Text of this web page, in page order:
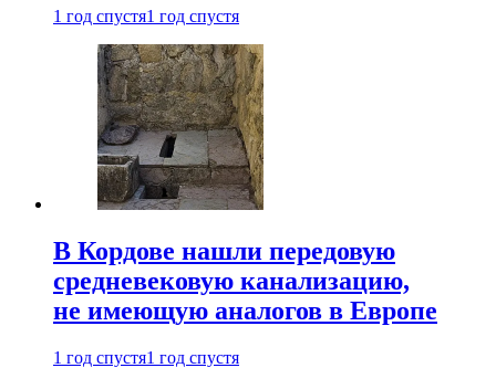
1 год спустя1 год спустя
В Кордове нашли передовую
средневековую канализацию,
не имеющую аналогов в Европе
1 год спустя1 год спустя